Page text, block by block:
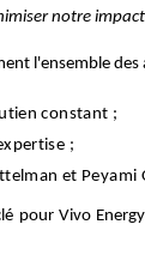
notre impact
l'ensemble
constant ;
;
et
pour Vivo